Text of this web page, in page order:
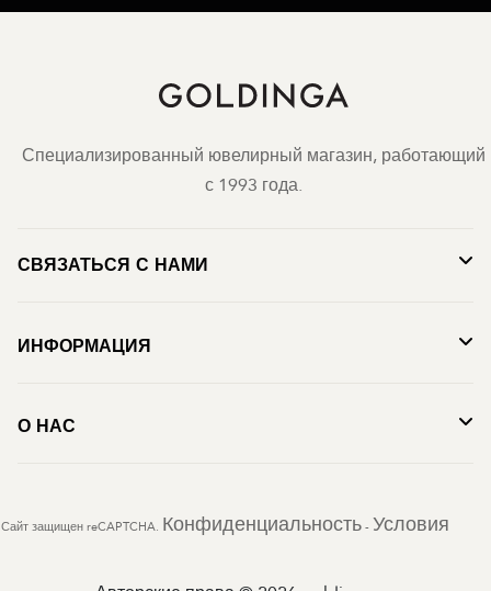
Специализированный ювелирный магазин, работающий
с 1993 года.
СВЯЗАТЬСЯ С НАМИ
ИНФОРМАЦИЯ
О НАС
Сайт защищен reCAPTCHA. Конфиденциальность - Условия